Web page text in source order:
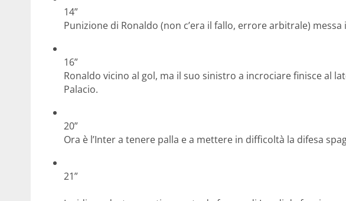
14”
Punizione di Ronaldo (non c’era il fallo, errore arbitrale)
16”
Ronaldo vicino al gol, ma il suo sinistro a incrociare finisce al
Palacio.
20”
Ora è l’Inter a tenere palla e a mettere in difficoltà la difesa
21”